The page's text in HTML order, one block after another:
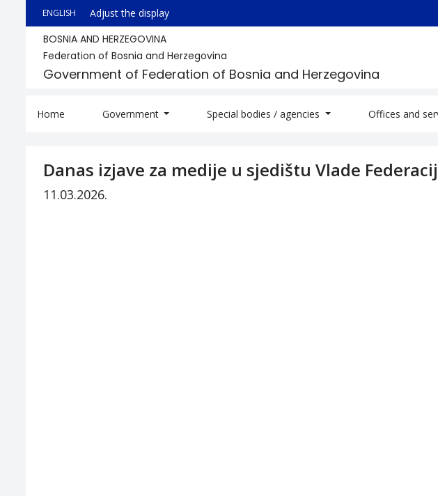
ENGLISH Adjust the display
BOSNIA AND HERZEGOVINA
Federation of Bosnia and Herzegovina
Government of Federation of Bosnia and Herzegovina
Home Government Special bodies / agencies Offices and
Danas izjave za medije u sjedištu Vlade
11.03.2026.